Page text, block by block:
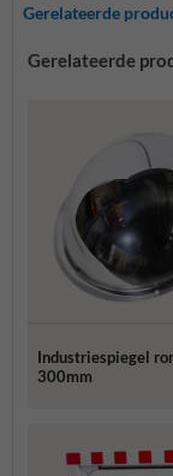
Gerelateerde
Gerelateerde
Industriespiegel
300mm